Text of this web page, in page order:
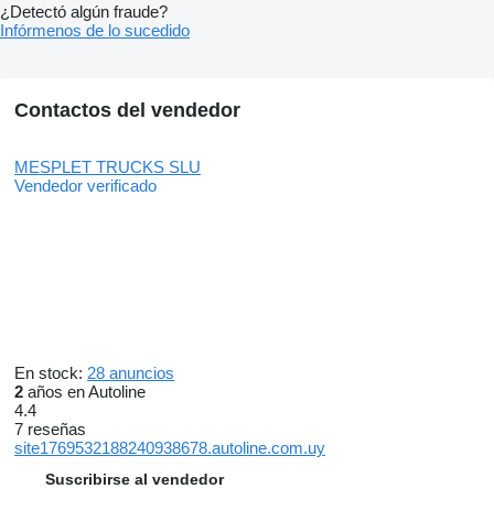
¿Detectó algún fraude?
Infórmenos de lo sucedido
Contactos del vendedor
MESPLET TRUCKS SLU
Vendedor verificado
En stock: 28 anuncios
2 años en Autoline
4.4
7 reseñas
site1769532188240938678.autoline.com.uy
Suscribirse al vendedor